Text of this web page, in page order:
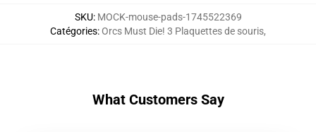
SKU: MOCK-mouse-pads-1745522369
Catégories:Orcs Must Die! 3 Plaquettes de souris,
What Customers Say